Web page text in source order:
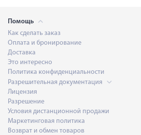
Помощь
Как сделать заказ
Оплата и бронирование
Доставка
Это интересно
Политика конфиденциальности
Разрешительная документация
Лицензия
Разрешение
Условия дистанционной продажи
Маркетинговая политика
Возврат и обмен товаров